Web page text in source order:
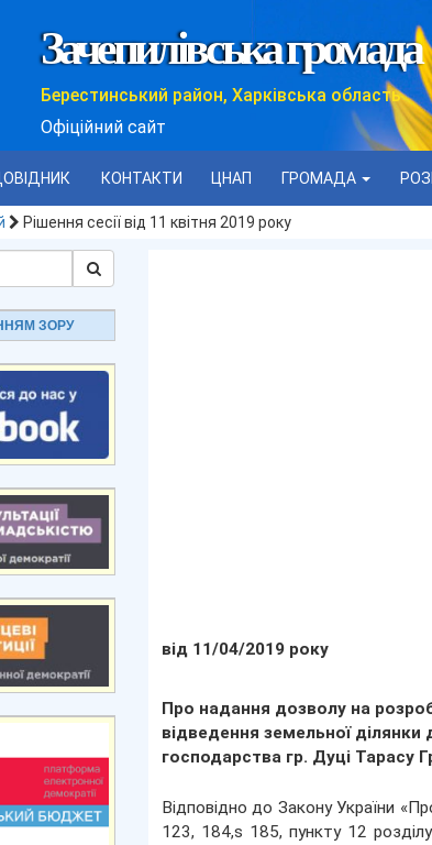
Зачепилівська громада
Берестинський район, Харківська область
Офіційний сайт
КОНТАКТИ ЦНАП ГРОМАДА
Рішення сесії від 11 квітня 2019 року
ЗОРУ
від 11/04/2019 року
Про надання дозволу на
відведення земельної
господарства гр. Дуці Тарасу
Відповідно до Закону України
123, 184,s 185, пункту 12